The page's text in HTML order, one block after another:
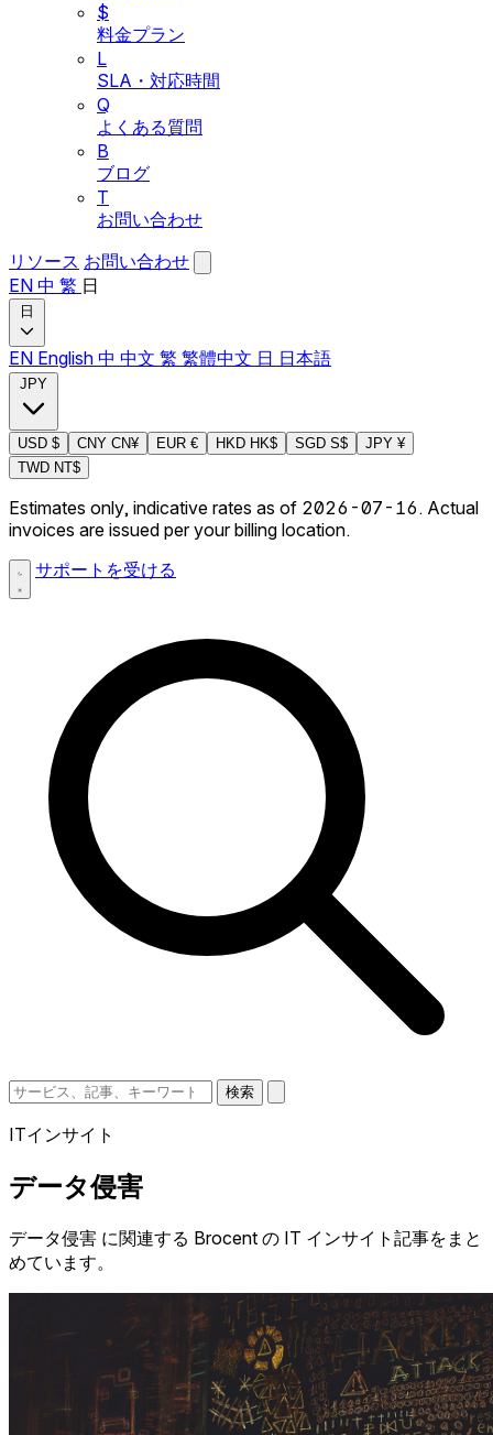
$
料金プラン
L
SLA・対応時間
Q
よくある質問
B
ブログ
T
お問い合わせ
リソース お問い合わせ
EN 中 繁 日
日
EN English 中 中文 繁 繁體中文 日 日本語
JPY
USD $ CNY CN¥ EUR € HKD HK$ SGD S$ JPY ¥
TWD NT$
Estimates only, indicative rates as of 2026-07-16. Actual
invoices are issued per your billing location.
サポートを受ける
検索
ITインサイト
データ侵害
データ侵害 に関連する Brocent の IT インサイト記事をまと
めています。